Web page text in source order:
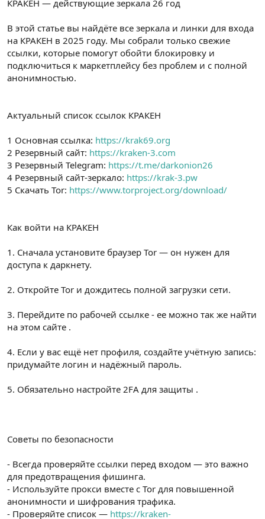
t
n
i
i
КРАКЕН — действующие зеркала 26 год
В этой статье вы найдёте все зеркала и линки для входа
на КРАКЕН в 2025 году. Мы собрали только свежие
ссылки, которые помогут обойти блокировку и
подключиться к маркетплейсу без проблем и с полной
анонимностью.
Актуальный список ссылок КРАКЕН
1 Основная ссылка: https://krak69.org
2 Резервный сайт: https://kraken-3.com
3 Резервный Telegram: https://t.me/darkonion26
4 Резервный сайт-зеркало: https://krak-3.pw
5 Скачать Tor: https://www.torproject.org/download/
Как войти на КРАКЕН
1. Сначала установите браузер Tor — он нужен для
доступа к даркнету.
2. Откройте Tor и дождитесь полной загрузки сети.
3. Перейдите по рабочей ссылке - ее можно так же найти
на этом сайте .
4. Если у вас ещё нет профиля, создайте учётную запись:
придумайте логин и надёжный пароль.
5. Обязательно настройте 2FA для защиты .
Советы по безопасности
- Всегда проверяйте ссылки перед входом — это важно
для предотвращения фишинга.
- Используйте прокси вместе с Tor для повышенной
анонимности и шифрования трафика.
- Проверяйте список — https://kraken-